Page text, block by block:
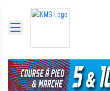
Panneau de gestion des cookies